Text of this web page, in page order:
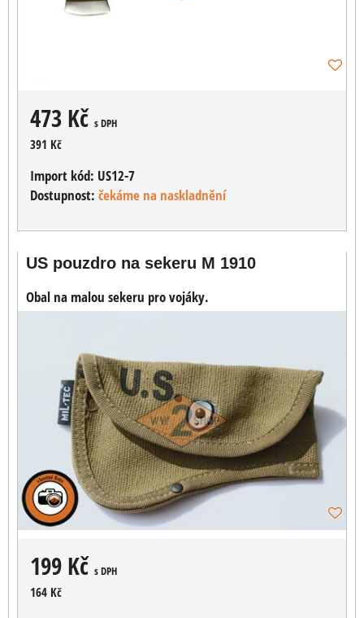
473 Kč s DPH
391 Kč
Import kód: US12-7
Dostupnost: čekáme na naskladnění
US pouzdro na sekeru M 1910
Obal na malou sekeru pro vojáky.
199 Kč s DPH
164 Kč